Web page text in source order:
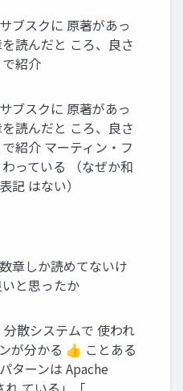
ブスクに 原著があっ
読んだと ころ、良さ
紹介
ブスクに 原著があっ
読んだと ころ、良さ
紹介 マーティン・フ
っている （なぜか和
記 はない）
章しか読めてないけ
と思ったか
散システムで 使われ
が分かる 👍 ことある
ターンは Apache